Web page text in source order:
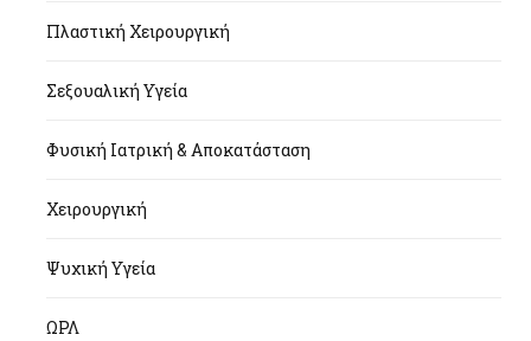
Πλαστική Χειρουργική
Σεξουαλική Υγεία
Φυσική Ιατρική & Αποκατάσταση
Χειρουργική
Ψυχική Υγεία
ΩΡΛ